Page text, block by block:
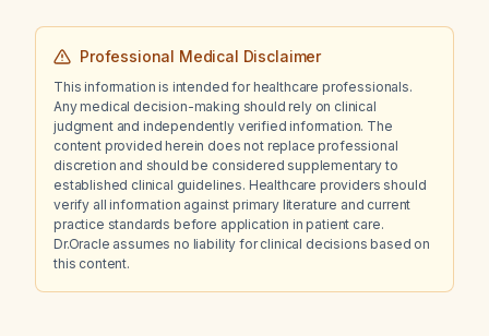
Professional Medical Disclaimer
This information is intended for healthcare professionals.
Any medical decision-making should rely on clinical
judgment and independently verified information. The
content provided herein does not replace professional
discretion and should be considered supplementary to
established clinical guidelines. Healthcare providers should
verify all information against primary literature and current
practice standards before application in patient care.
Dr.Oracle assumes no liability for clinical decisions based on
this content.